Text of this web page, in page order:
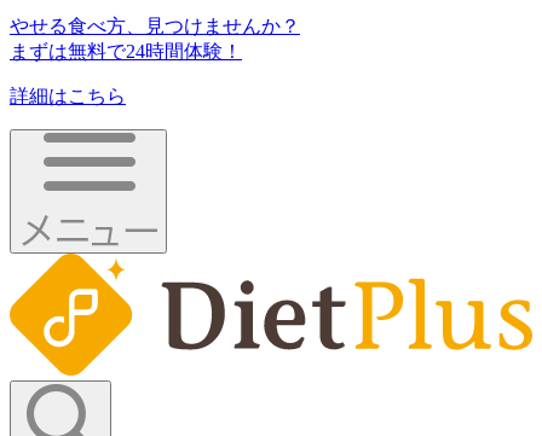
やせる食べ方、見つけませんか？
まずは無料で24時間体験！
詳細はこちら